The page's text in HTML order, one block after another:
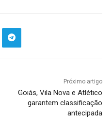
Próximo artigo
Goiás, Vila Nova e Atlético
garantem classificação
antecipada